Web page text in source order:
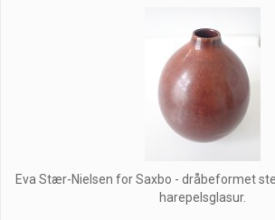
Eva Stær-Nielsen for Saxbo - dråbeformet
harepelsglasur.